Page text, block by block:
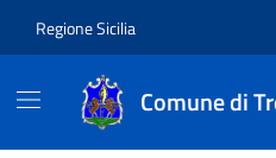
Regione Sicilia
Comune di